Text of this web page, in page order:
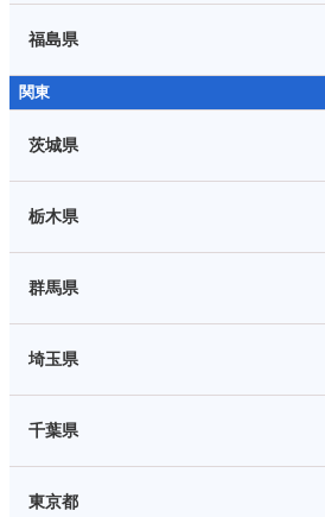
福島県
関東
茨城県
栃木県
群馬県
埼玉県
千葉県
東京都